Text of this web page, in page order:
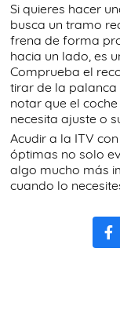
Si quieres hacer
busca un tramo
frena de forma
hacia un lado, es
Comprueba el
tirar de la
notar que el
necesita ajuste o
Acudir a la ITV
óptimas no solo
algo mucho más
cuando lo